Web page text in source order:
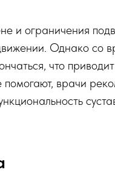
и ограничения
Однако со
что
врачи